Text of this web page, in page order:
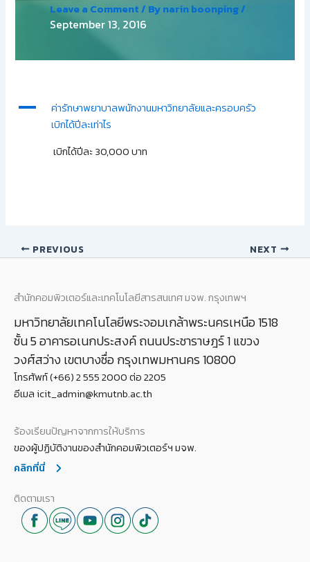
Leave a Comment / Bynarin boonping/
September 13, 2016
A
ค่ารักษาพยาบาลพนักงานมหาวิทยาลัยและครอบครัว
เบิกได้ปีละเท่าไร
เบิกได้ปีละ 30,000 บาท
PREVIOUS NEXT
สำนักคอมพิวเตอร์และเทคโนโลยีสารสนเทศ มจพ. กรุงเทพฯ
มหาวิทยาลัยเทคโนโลยีพระจอมเกล้าพระนครเหนือ 1518
ชั้น 5 อาคารอเนกประสงค์ ถนนประชาราษฎร์ 1 แขวง
วงศ์สว่าง เขตบางซื่อ กรุงเทพมหานคร 10800
โทรศัพท์ (+66) 2 555 2000 ต่อ 2205
อีเมล icit_admin@kmutnb.ac.th
ร้องเรียนปัญหาจากการให้บริการ
ของผู้ปฏิบัติงานของสำนักคอมพิวเตอร์ฯ มจพ.
คลิกที่นี่
ติดตามเรา